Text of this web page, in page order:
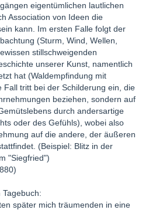
eigentümlichen lautlichen
Association von Ideen die
kann. Im ersten Falle folgt der
(Sturm, Wind, Wellen,
stillschweigenden
unserer Kunst, namentlich
hat (Waldempfindung mit
Fall tritt bei der Schilderung ein, die
beziehen, sondern auf
durch andersartige
oder des Gefühls), wobei also
auf die andere, der äußeren
(Beispiel: Blitz in der
"Siegfried")
später mich träumenden in eine